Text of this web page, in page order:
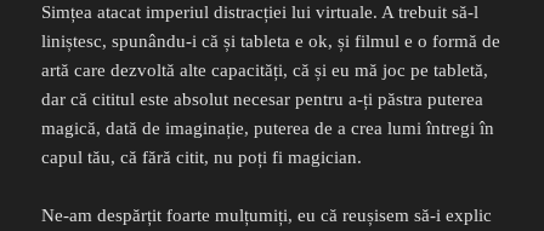
Simțea atacat imperiul distracției lui virtuale. A trebuit să-l
liniștesc, spunându-i că și tableta e ok, și filmul e o formă de
artă care dezvoltă alte capacități, că și eu mă joc pe tabletă,
dar că cititul este absolut necesar pentru a-ți păstra puterea
magică, dată de imaginație, puterea de a crea lumi întregi în
capul tău, că fără citit, nu poți fi magician.
Ne-am despărțit foarte mulțumiți, eu că reușisem să-i explic